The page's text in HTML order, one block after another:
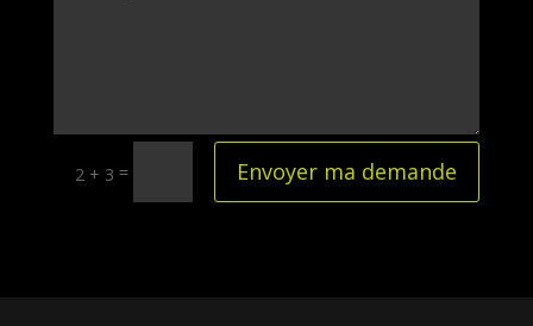
2 + 3 = Envoyer ma demande